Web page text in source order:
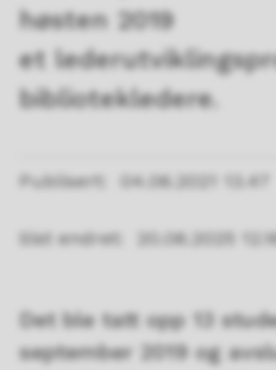
høsten 2019
et
bibliotekledere.
Publisert 04.06.2021 13.47
Sist endret 20.06.2025
Det ble tatt opp 13
september 2019 og